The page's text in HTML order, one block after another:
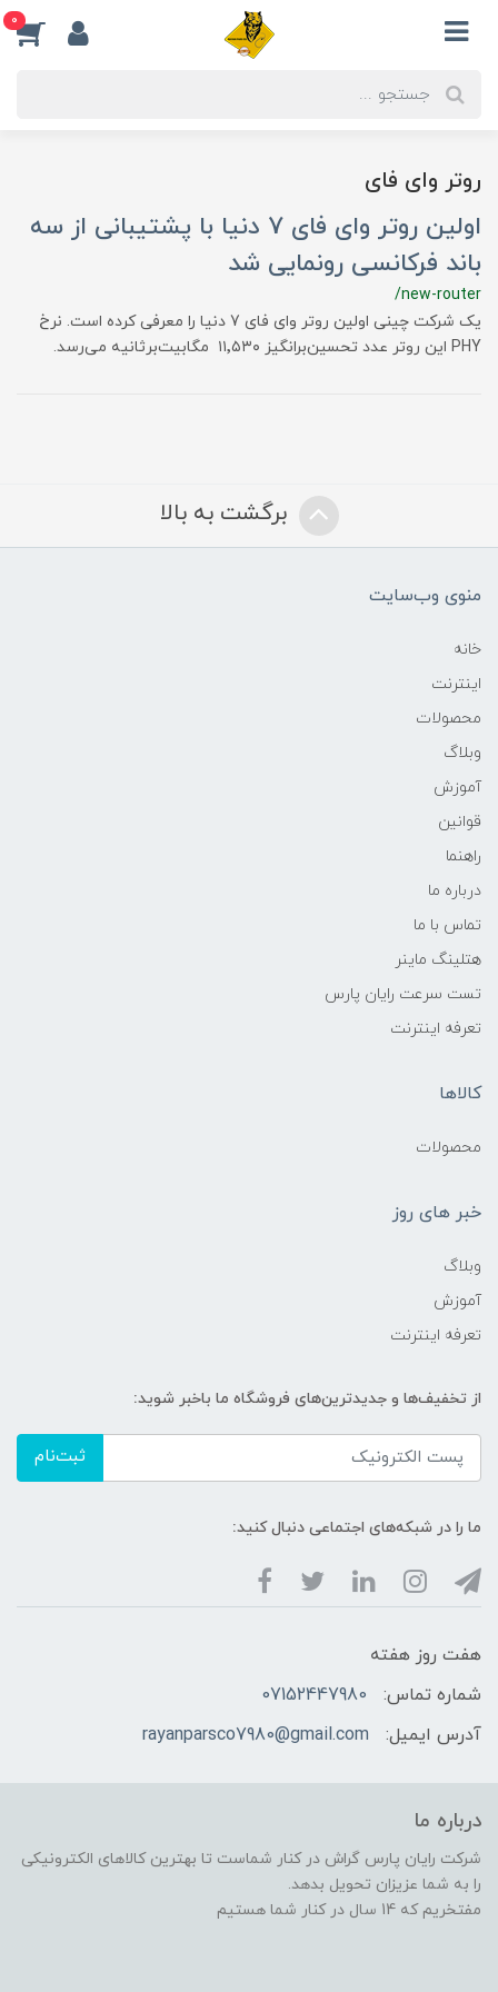
0
روتر وای فای
اولین روتر وای فای 7 دنیا با پشتیبانی از سه
باند فرکانسی رونمایی شد
/new-router
یک شرکت چینی اولین روتر وای فای 7 دنیا را معرفی کرده است. نرخ
PHY این روتر عدد تحسین‌برانگیز ۱۱٬۵۳۰ مگابیت‌برثانیه می‌رسد.
برگشت به بالا
منوی وب‌سایت
خانه
اینترنت
محصولات
وبلاگ
آموزش
قوانین
راهنما
درباره ما
تماس با ما
هتلینگ ماینر
تست سرعت رایان پارس
تعرفه اینترنت
کالاها
محصولات
خبر های روز
وبلاگ
آموزش
تعرفه اینترنت
از تخفیف‌ها و جدیدترین‌های فروشگاه ما باخبر شوید:
ثبت‌نام
ما را در شبکه‌های اجتماعی دنبال کنید:
هفت روز هفته
شماره تماس:
07152447980
آدرس ایمیل:
rayanparsco7980@gmail.com
درباره ما
شرکت رایان پارس گراش در کنار شماست تا بهترین کالاهای الکترونیکی
را به شما عزیزان تحویل بدهد.
مفتخریم که 14 سال در کنار شما هستیم